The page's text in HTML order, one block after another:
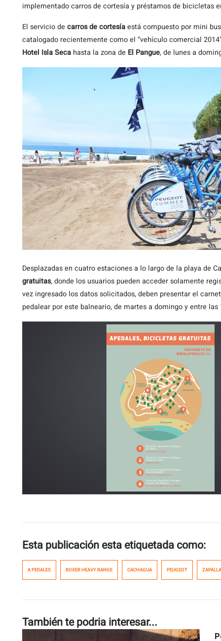
implementado carros de cortesía y préstamos de bicicletas
El servicio de carros de cortesíaestá compuesto por mini
catalogado recientemente como el “vehículo comercial
Hotel Isla Seca hasta la zona de El Pangue, de lunes a
Desplazadas en cuatro estaciones a lo largo de la playa de
gratuitas, donde los usuarios pueden acceder solamente
vez ingresado los datos solicitados, deben presentar el
pedalear por este balneario, de martes a domingo y entre las
Esta publicación esta etiquetada como:
A PEDALES BOXER HEAVY RANGE CACHAGUA PEUGEOT
También te podria interesar...